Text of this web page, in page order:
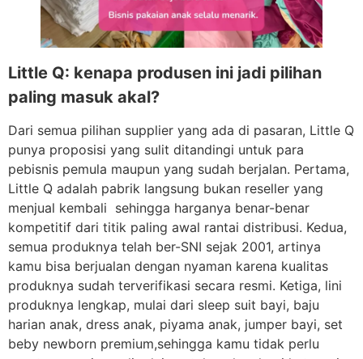
Little Q: kenapa produsen ini jadi pilihan
paling masuk akal?
Dari semua pilihan supplier yang ada di pasaran, Little Q
punya proposisi yang sulit ditandingi untuk para
pebisnis pemula maupun yang sudah berjalan. Pertama,
Little Q adalah pabrik langsung bukan reseller yang
menjual kembali sehingga harganya benar-benar
kompetitif dari titik paling awal rantai distribusi. Kedua,
semua produknya telah ber-SNI sejak 2001, artinya
kamu bisa berjualan dengan nyaman karena kualitas
produknya sudah terverifikasi secara resmi. Ketiga, lini
produknya lengkap, mulai dari sleep suit bayi, baju
harian anak, dress anak, piyama anak, jumper bayi, set
beby newborn premium,sehingga kamu tidak perlu